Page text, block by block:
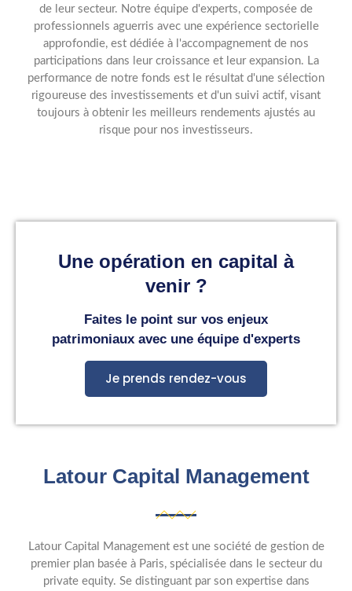
de leur secteur. Notre équipe d'experts, composée de
professionnels aguerris avec une expérience sectorielle
approfondie, est dédiée à l'accompagnement de nos
participations dans leur croissance et leur expansion. La
performance de notre fonds est le résultat d'une sélection
rigoureuse des investissements et d'un suivi actif, visant
toujours à obtenir les meilleurs rendements ajustés au
risque pour nos investisseurs.
Une opération en capital à
venir ?
Faites le point sur vos enjeux
patrimoniaux avec une équipe d'experts
Je prends rendez-vous
Latour Capital Management
Latour Capital Management est une société de gestion de
premier plan basée à Paris, spécialisée dans le secteur du
private equity. Se distinguant par son expertise dans